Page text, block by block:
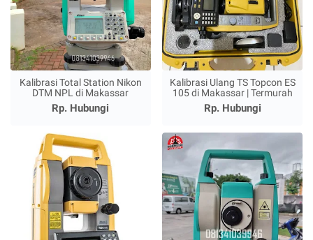
Kalibrasi Total Station Nikon
DTM NPL di Makassar
Rp. Hubungi
Kalibrasi Ulang TS Topcon ES
105 di Makassar | Termurah
Rp. Hubungi